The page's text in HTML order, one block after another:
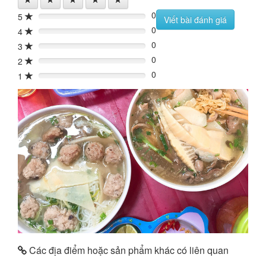
5 0%
0
4
0%
0
3
0%
0
2
0%
0
1
0% 0
Viết bài đánh giá
Các địa điểm hoặc sản phẩm khác có liên quan